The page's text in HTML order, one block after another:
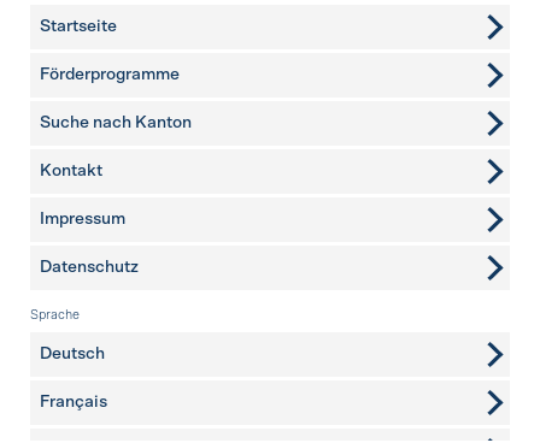
Startseite
Förderprogramme
Suche nach Kanton
weitere Seiten
Kontakt
Impressum
Datenschutz
Sprache
Deutsch
Français